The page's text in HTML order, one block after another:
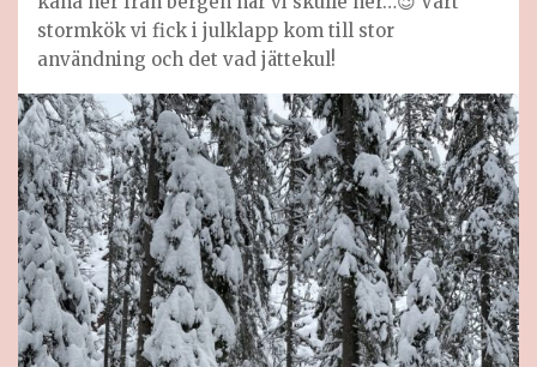
stormkök vi fick i julklapp kom till stor
användning och det vad jättekul!